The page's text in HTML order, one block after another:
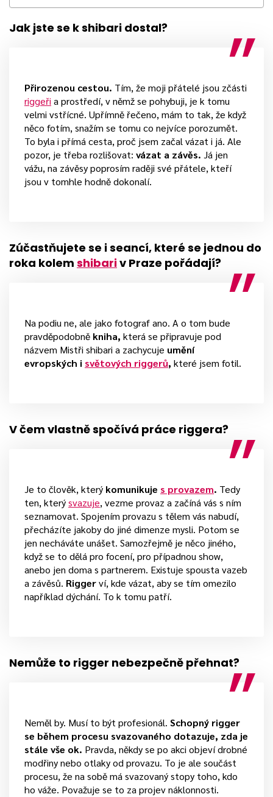
Jak jste se k shibari dostal?
Přirozenou cestou. Tím, že moji přátelé jsou zčásti
riggeři a prostředí, v němž se pohybuji, je k tomu
velmi vstřícné. Upřímně řečeno, mám to tak, že když
něco fotím, snažím se tomu co nejvíce porozumět.
To byla i přímá cesta, proč jsem začal vázat i já. Ale
pozor, je třeba rozlišovat: vázat a závěs. Já jen
vážu, na závěsy poprosím raději své přátele, kteří
jsou v tomhle hodně dokonalí.
Zúčastňujete se i seancí, které se jednou do
roka kolem shibariv Praze pořádají?
Na podiu ne, ale jako fotograf ano. A o tom bude
pravděpodobně kniha, která se připravuje pod
názvem Mistři shibari a zachycuje umění
evropských i světových riggerů, které jsem fotil.
V čem vlastně spočívá práce riggera?
Je to člověk, který komunikuje s provazem. Tedy
ten, kterýsvazuje, vezme provaz a začíná vás s ním
seznamovat. Spojením provazu s tělem vás nabudí,
přecházíte jakoby do jiné dimenze mysli. Potom se
jen necháváte unášet. Samozřejmě je něco jiného,
když se to dělá pro focení, pro případnou show,
anebo jen doma s partnerem. Existuje spousta vazeb
a závěsů. Riggerví, kde vázat, aby se tím omezilo
například dýchání. To k tomu patří.
Nemůže to rigger nebezpečně přehnat?
Neměl by. Musí to být profesionál. Schopný rigger
se během procesu svazovaného dotazuje, zda je
stále vše ok. Pravda, někdy se po akci objeví drobné
modřiny nebo otlaky od provazu. To je ale součást
procesu, že na sobě má svazovaný stopy toho, kdo
ho váže. Považuje se to za projev náklonnosti.